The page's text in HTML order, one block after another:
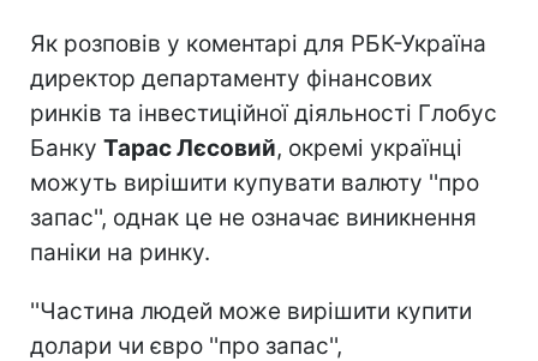
Як розповів у коментарі для РБК-Україна
директор департаменту фінансових
ринків та інвестиційної діяльності Глобус
Банку Тарас Лєсовий, окремі українці
можуть вирішити купувати валюту ''про
запас'', однак це не означає виникнення
паніки на ринку.
''Частина людей може вирішити купити
долари чи євро ''про запас'',